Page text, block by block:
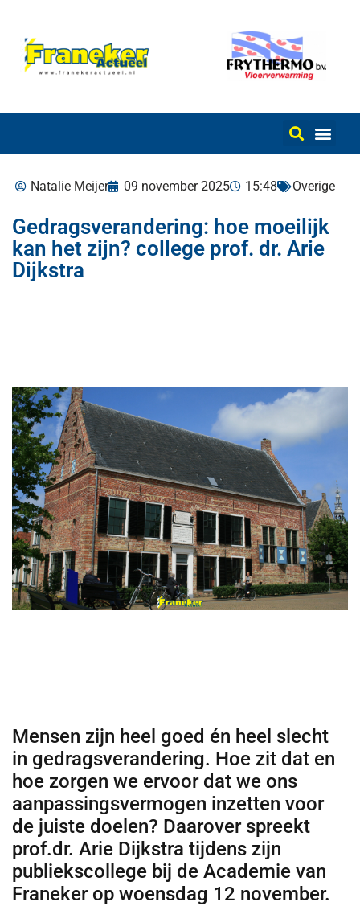
Natalie Meijer 09 november 2025 15:48 Overige
Gedragsverandering: hoe moeilijk
kan het zijn? college prof. dr. Arie
Dijkstra
Mensen zijn heel goed én heel slecht
in gedragsverandering. Hoe zit dat en
hoe zorgen we ervoor dat we ons
aanpassingsvermogen inzetten voor
de juiste doelen? Daarover spreekt
prof.dr. Arie Dijkstra tijdens zijn
publiekscollege bij de Academie van
Franeker op woensdag 12 november.